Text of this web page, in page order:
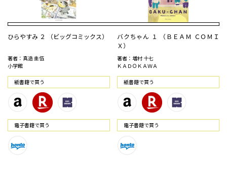
ひらやすみ ２ （ビッグコミックス）
著者：真造 圭伍
小学館
紙書籍で買う
電⼦書籍で買う
バクちゃん １ （ＢＥＡＭ ＣＯＭＩ
Ｘ）
著者：増村 十七
ＫＡＤＯＫＡＷＡ
紙書籍で買う
電⼦書籍で買う